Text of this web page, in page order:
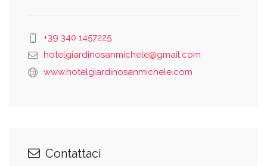
+39 340 1457225
hotelgiardinosanmichele@gmail.com
www.hotelgiardinosanmichele.com
Contattaci